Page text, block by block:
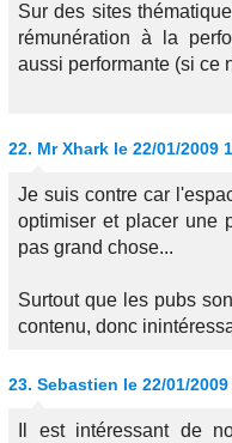
Sur des sites
rémunération à la
aussi performante (si ce
22. Mr Xhark le 22/01/2009
Je suis contre car
optimiser et placer une
pas grand chose...
Surtout que les pubs
contenu, donc
23. Sebastien le 22/01/
Il est intéressant de